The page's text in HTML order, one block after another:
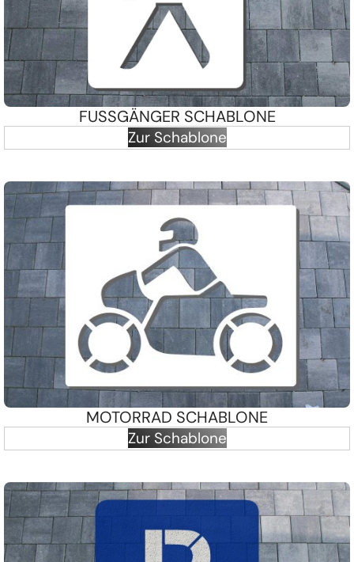
FUSSGÄNGER SCHABLONE
Zur Schablone
MOTORRAD SCHABLONE
Zur Schablone